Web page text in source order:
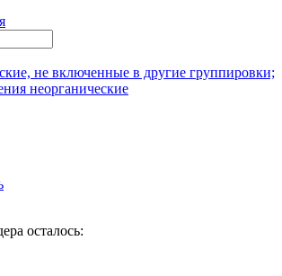
не включенные в другие группировки;
неорганические
осталось: